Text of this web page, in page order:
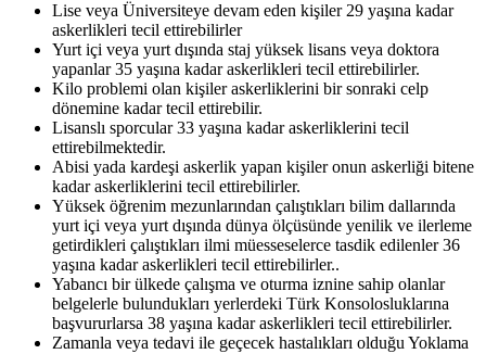
Lise veya Üniversiteye devam eden kişiler 29 yaşına kadar
askerlikleri tecil ettirebilirler
Yurt içi veya yurt dışında staj yüksek lisans veya doktora
yapanlar 35 yaşına kadar askerlikleri tecil ettirebilirler.
Kilo problemi olan kişiler askerliklerini bir sonraki celp
dönemine kadar tecil ettirebilir.
Lisanslı sporcular 33 yaşına kadar askerliklerini tecil
ettirebilmektedir.
Abisi yada kardeşi askerlik yapan kişiler onun askerliği bitene
kadar askerliklerini tecil ettirebilirler.
Yüksek öğrenim mezunlarından çalıştıkları bilim dallarında
yurt içi veya yurt dışında dünya ölçüsünde yenilik ve ilerleme
getirdikleri çalıştıkları ilmi müesseselerce tasdik edilenler 36
yaşına kadar askerlikleri tecil ettirebilirler..
Yabancı bir ülkede çalışma ve oturma iznine sahip olanlar
belgelerle bulundukları yerlerdeki Türk Konsolosluklarına
başvururlarsa 38 yaşına kadar askerlikleri tecil ettirebilirler.
Zamanla veya tedavi ile geçecek hastalıkları olduğu Yoklama